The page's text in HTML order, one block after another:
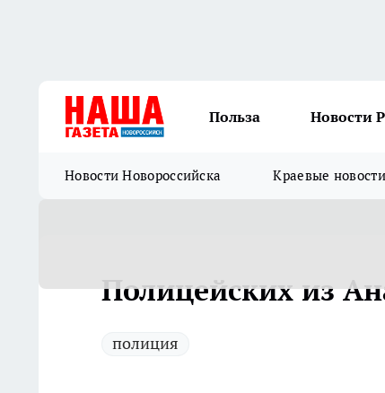
Польза Новости
Новости Новороссийска Краевые новости
Полицейских из
полиция